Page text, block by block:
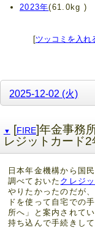
2023年(61.0kg )
[ツッコミを入れ
2025-12-02 (火)
▼ [FIRE]年金事務
レジットカード
日本年金機構から国
調べておいた クレジ
やりたかったのだが
ドを使って自宅での
所へ」と案内されて
持ち込んで手続きして